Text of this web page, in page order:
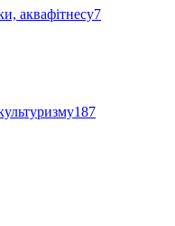
аквафітнесу7
187